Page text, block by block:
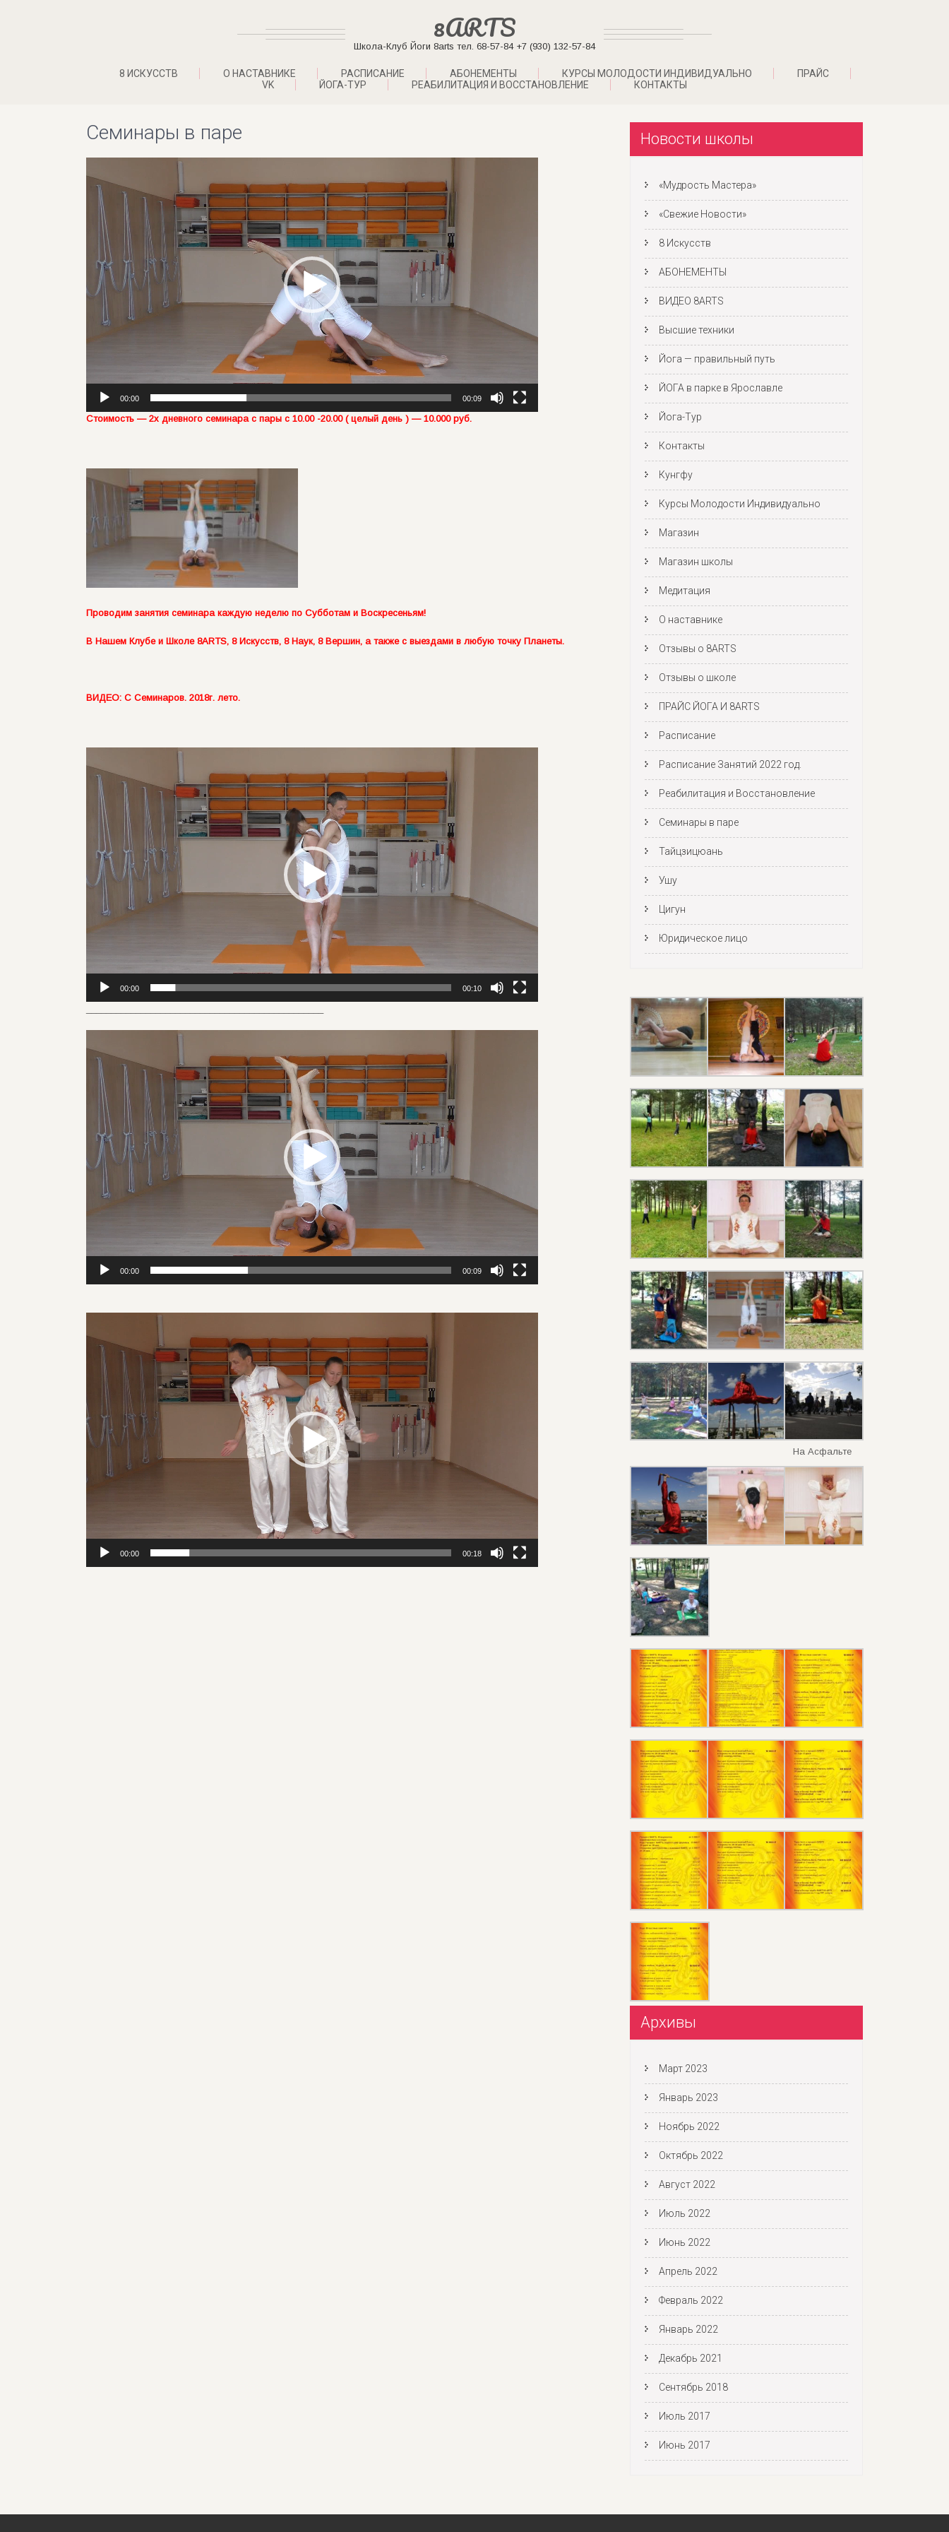
8ARTS
Школа-Клуб Йоги 8arts тел. 68-57-84 +7 (930) 132-57-84
8 ИСКУССТВ О НАСТАВНИКЕ РАСПИСАНИЕ АБОНЕМЕНТЫ КУРСЫ МОЛОДОСТИ ИНДИВИДУАЛЬНО
ПРАЙС
VK
ЙОГА-ТУР РЕАБИЛИТАЦИЯ И ВОССТАНОВЛЕНИЕ КОНТАКТЫ
Семинары в паре
00:00 00:09
Стоимость — 2х дневного семинара с пары с 10.00 -20.00 ( целый день ) — 10.000 руб.
Проводим занятия семинара каждую неделю по Субботам и Воскресеньям!
В Нашем Клубе и Школе 8ARTS, 8 Искусств, 8 Наук, 8 Вершин, а также с выездами в любую точку Планеты.
ВИДЕО: С Семинаров. 2018г. лето.
00:00 00:10
00:00 00:09
00:00 00:18
Новости школы
«Мудрость Мастера»
«Свежие Новости»
8 Искусств
АБОНЕМЕНТЫ
ВИДЕО 8ARTS
Высшие техники
Йога — правильный путь
ЙОГА в парке в Ярославле
Йога-Тур
Контакты
Кунгфу
Курсы Молодости Индивидуально
Магазин
Магазин школы
Медитация
О наставнике
Отзывы о 8ARTS
Отзывы о школе
ПРАЙС ЙОГА И 8ARTS
Расписание
Расписание Занятий 2022 год.
Реабилитация и Восстановление
Семинары в паре
Тайцзицюань
Ушу
Цигун
Юридическое лицо
На Асфальте
Архивы
Март 2023
Январь 2023
Ноябрь 2022
Октябрь 2022
Август 2022
Июль 2022
Июнь 2022
Апрель 2022
Февраль 2022
Январь 2022
Декабрь 2021
Сентябрь 2018
Июль 2017
Июнь 2017